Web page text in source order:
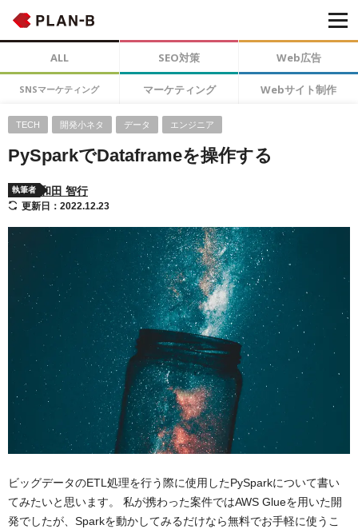
ALL SEO対策 Web広告
SNSマーケティング マーケティング Webサイト制作
TECH 開発小ネタ データ エンジニア
PySparkでDataframeを操作する
執筆者 和田 智行
更新日：2022.12.23
ビッグデータのETL処理を行う際に使用したPySparkについて書い
てみたいと思います。 私が携わった案件ではAWS Glueを用いた開
発でしたが、Sparkを動かしてみるだけなら無料でお手軽に使うこ